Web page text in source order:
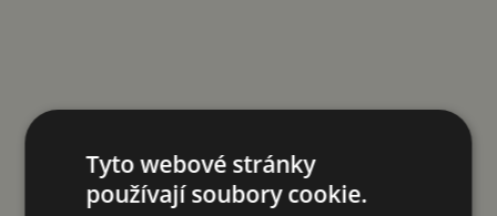
Tyto webové stránky
používají soubory cookie.